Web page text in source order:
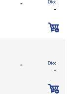
- Dto:
-
- Dto:
-